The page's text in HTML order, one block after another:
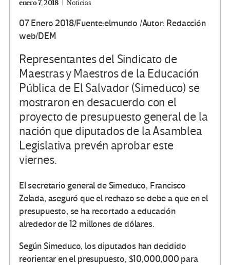
enero 7, 2018 Noticias
07 Enero 2018/Fuente:elmundo /Autor: Redacción
web/DEM
Representantes del Sindicato de
Maestras y Maestros de la Educación
Pública de El Salvador (Simeduco) se
mostraron en desacuerdo con el
proyecto de presupuesto general de la
nación que diputados de la Asamblea
Legislativa prevén aprobar este
viernes.
El secretario general de Simeduco, Francisco
Zelada, aseguró que el rechazo se debe a que en el
presupuesto, se ha recortado a educación
alrededor de 12 millones de dólares.
Según Simeduco, los diputados han decidido
reorientar en el presupuesto, $10,000,000 para